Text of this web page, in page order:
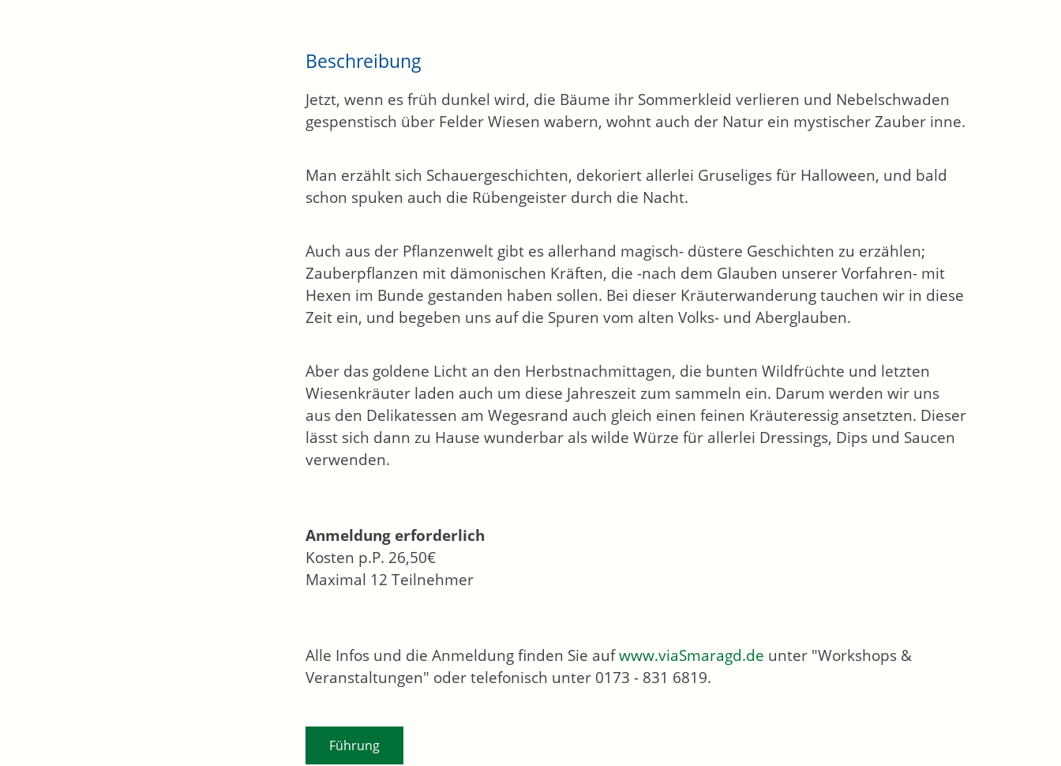
Beschreibung
Jetzt, wenn es früh dunkel wird, die Bäume ihr Sommerkleid verlieren und Nebelschwaden
gespenstisch über Felder Wiesen wabern, wohnt auch der Natur ein mystischer Zauber inne.
Man erzählt sich Schauergeschichten, dekoriert allerlei Gruseliges für Halloween, und bald
schon spuken auch die Rübengeister durch die Nacht.
Auch aus der Pflanzenwelt gibt es allerhand magisch- düstere Geschichten zu erzählen;
Zauberpflanzen mit dämonischen Kräften, die -nach dem Glauben unserer Vorfahren- mit
Hexen im Bunde gestanden haben sollen. Bei dieser Kräuterwanderung tauchen wir in diese
Zeit ein, und begeben uns auf die Spuren vom alten Volks- und Aberglauben.
Aber das goldene Licht an den Herbstnachmittagen, die bunten Wildfrüchte und letzten
Wiesenkräuter laden auch um diese Jahreszeit zum sammeln ein. Darum werden wir uns
aus den Delikatessen am Wegesrand auch gleich einen feinen Kräuteressig ansetzten. Dieser
lässt sich dann zu Hause wunderbar als wilde Würze für allerlei Dressings, Dips und Saucen
verwenden.
Anmeldung erforderlich
Kosten p.P. 26,50€
Maximal 12 Teilnehmer
Alle Infos und die Anmeldung finden Sie aufwww.viaSmaragd.de unter "Workshops &
Veranstaltungen" oder telefonisch unter 0173 - 831 6819.
Führung